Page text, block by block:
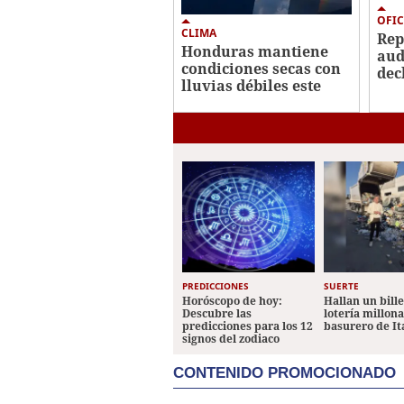
CLIMA
Honduras mantiene
condiciones secas con
lluvias débiles este
PREDICCIONES
Horóscopo de hoy:
Descubre las
predicciones para los 12
signos del zodiaco
SUERTE
Hallan un
lotería
basurero de
CONTENIDO PROMOCIONADO